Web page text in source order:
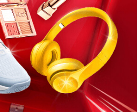
cung cấp thông tin liên quan đến
Timviec.com.vn vận hành nhằm giúp
dụng, người đi làm, người tìm việc
ứng được mong muốn của mình.
Giấy phép hoạt động dịch vụ
việc làm số 54/2019/SLĐTBXH-
GP do Sở lao động thương